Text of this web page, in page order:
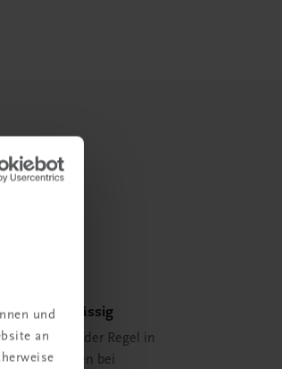
und
an
und zuverlässig
ist in der Regel in
48 Stunden bei